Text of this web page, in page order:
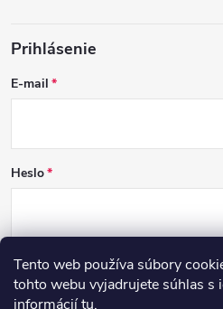
Tento web používa súbory
tohto webu vyjadrujete súhlas s
informáciítu.
Prihlásenie
E-mail
Heslo
PRIHLÁSIŤ SA